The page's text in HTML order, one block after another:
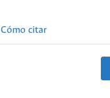
Cómo citar